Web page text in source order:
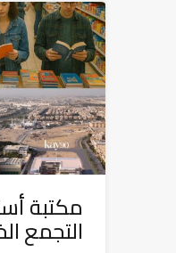
مكتبة
التجمع